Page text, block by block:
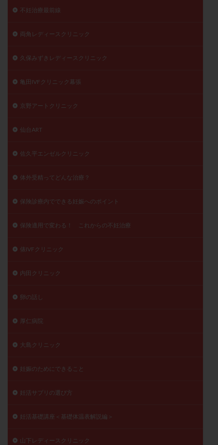
不妊治療最前線
両角レディースクリニック
久保みずきレディースクリニック
亀田IVFクリニック幕張
京野アートクリニック
仙台ART
佐久平エンゼルクリニック
体外受精ってどんな治療？
保険診療内でできる妊娠へのポイント
保険適用で変わる！ これからの不妊治療
俵IVFクリニック
内田クリニック
卵の話し
厚仁病院
大島クリニック
妊娠のためにできること
妊活サプリの選び方
妊活基礎講座＜基礎体温表解説編＞
山下レディースクリニック